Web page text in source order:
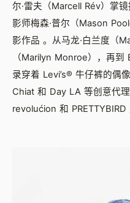
尔·雷夫（Marcell Rév）掌
影师梅森·普尔（Mason
影作品 。从马龙·白兰度（
（Marilyn Monroe），再
录穿着 Levi’s® 牛仔裤的偶
Chiat 和 Day LA 等创意代
revolućion 和 PRETTYBIRD